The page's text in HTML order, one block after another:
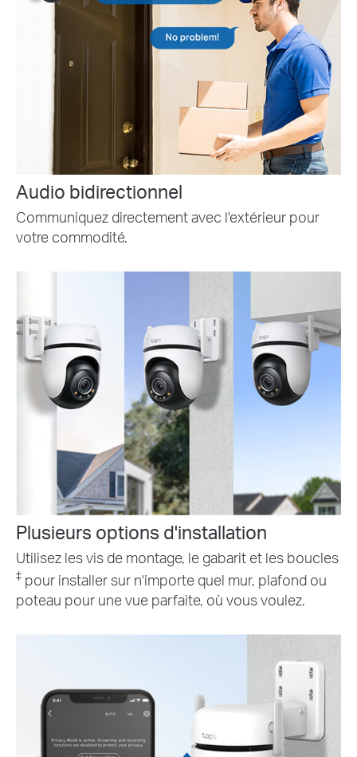
Audio bidirectionnel
Communiquez directement avec l'extérieur pour
votre commodité.
Plusieurs options d'installation
Utilisez les vis de montage, le gabarit et les boucles
‡ pour installer sur n'importe quel mur, plafond ou
poteau pour une vue parfaite, où vous voulez.